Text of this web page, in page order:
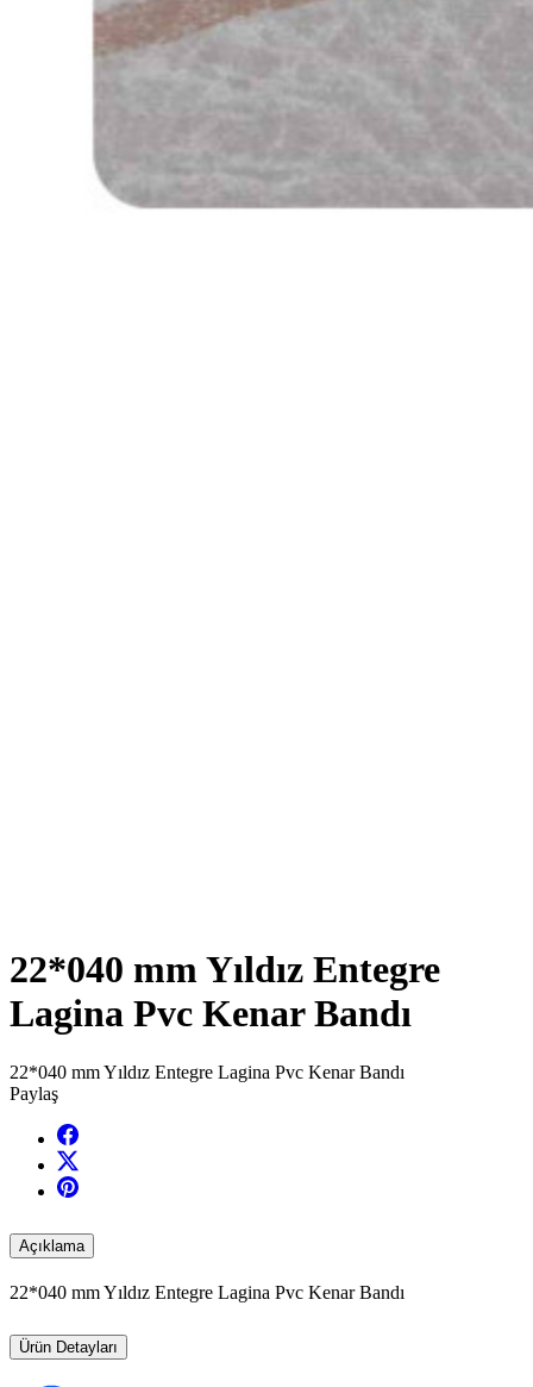
22*040 mm Yıldız Entegre
Lagina Pvc Kenar Bandı
22*040 mm Yıldız Entegre Lagina Pvc Kenar Bandı
Paylaş
Açıklama
22*040 mm Yıldız Entegre Lagina Pvc Kenar Bandı
Ürün Detayları